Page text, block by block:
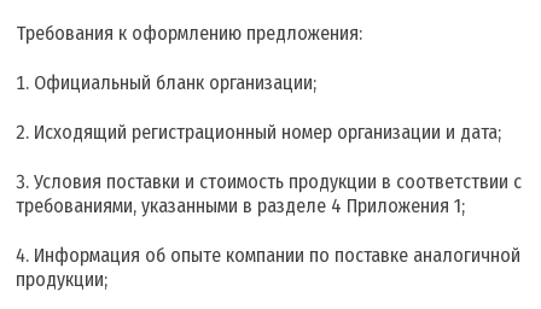
Требования к оформлению предложения:
Официальный бланк организации;
Исходящий регистрационный номер организации и дата;
Условия поставки и стоимость продукции в соответствии с
требованиями, указанными в разделе 4 Приложения 1;
Информация об опыте компании по поставке аналогичной
продукции;